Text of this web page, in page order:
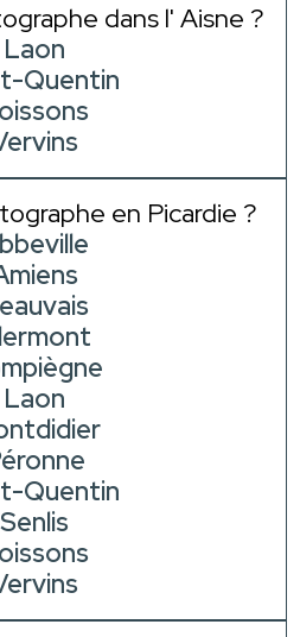
dans l' Aisne ?
Laon
Quentin
en Picardie ?
Laon
Quentin
Senlis